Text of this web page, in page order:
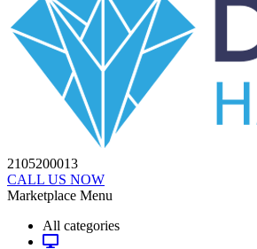
2105200013
CALL US NOW
Marketplace Menu
All categories